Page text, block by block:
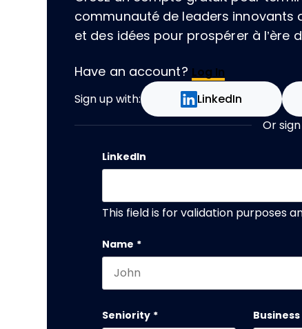
communauté de leaders innovants
et des idées pour prospérer à l’ère
Have an account? Log In
Sign up with: LinkedIn
Or
LinkedIn
This field is for validation purposes
Name *
Seniority *